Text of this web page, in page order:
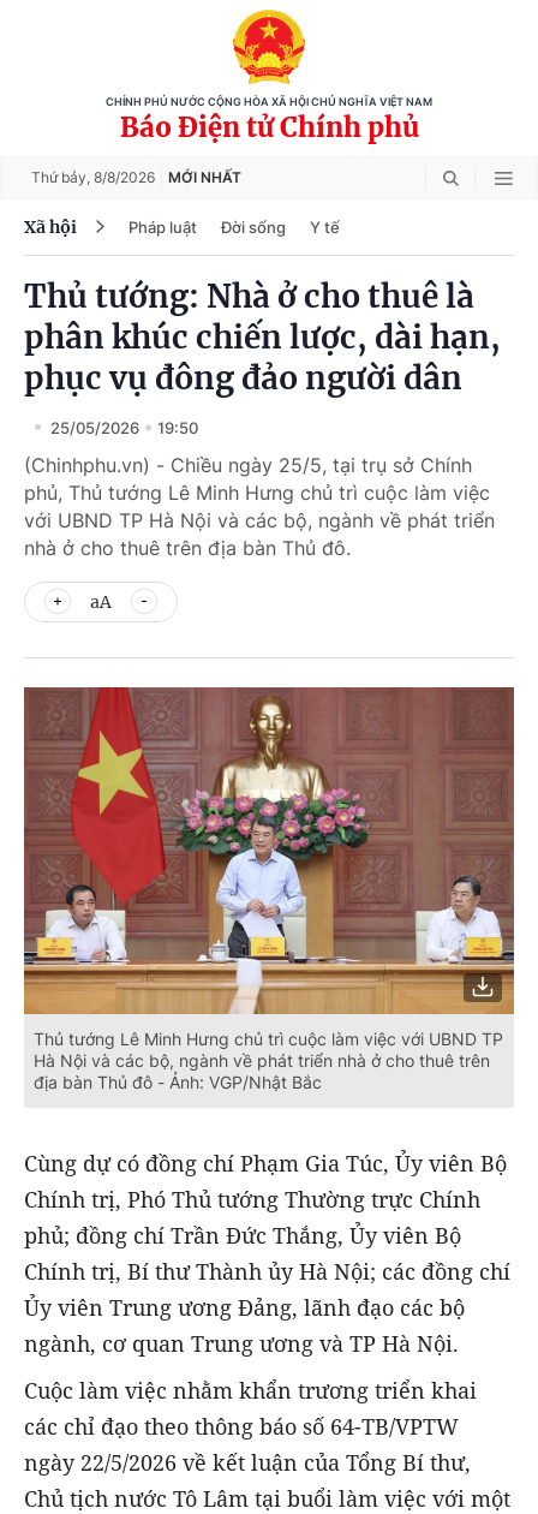
CHÍNH PHỦ NƯỚC CỘNG HÒA XÃ HỘI CHỦ NGHĨA VIỆT NAM
Báo Điện tử Chính phủ
Thứ bảy, 8/8/2026 MỚI NHẤT
Xã hội Pháp luật Đời sống Y tế
Thủ tướng: Nhà ở cho thuê là
phân khúc chiến lược, dài hạn,
phục vụ đông đảo người dân
25/05/2026 19:50
(Chinhphu.vn) - Chiều ngày 25/5, tại trụ sở Chính
phủ, Thủ tướng Lê Minh Hưng chủ trì cuộc làm việc
với UBND TP Hà Nội và các bộ, ngành về phát triển
nhà ở cho thuê trên địa bàn Thủ đô.
aA
Thủ tướng Lê Minh Hưng chủ trì cuộc làm việc với UBND TP
Hà Nội và các bộ, ngành về phát triển nhà ở cho thuê trên
địa bàn Thủ đô - Ảnh: VGP/Nhật Bắc
Cùng dự có đồng chí Phạm Gia Túc, Ủy viên Bộ
Chính trị, Phó Thủ tướng Thường trực Chính
phủ; đồng chí Trần Đức Thắng, Ủy viên Bộ
Chính trị, Bí thư Thành ủy Hà Nội; các đồng chí
Ủy viên Trung ương Đảng, lãnh đạo các bộ
ngành, cơ quan Trung ương và TP Hà Nội.
Cuộc làm việc nhằm khẩn trương triển khai
các chỉ đạo theo thông báo số 64-TB/VPTW
ngày 22/5/2026 về kết luận của Tổng Bí thư,
Chủ tịch nước Tô Lâm tại buổi làm việc với một